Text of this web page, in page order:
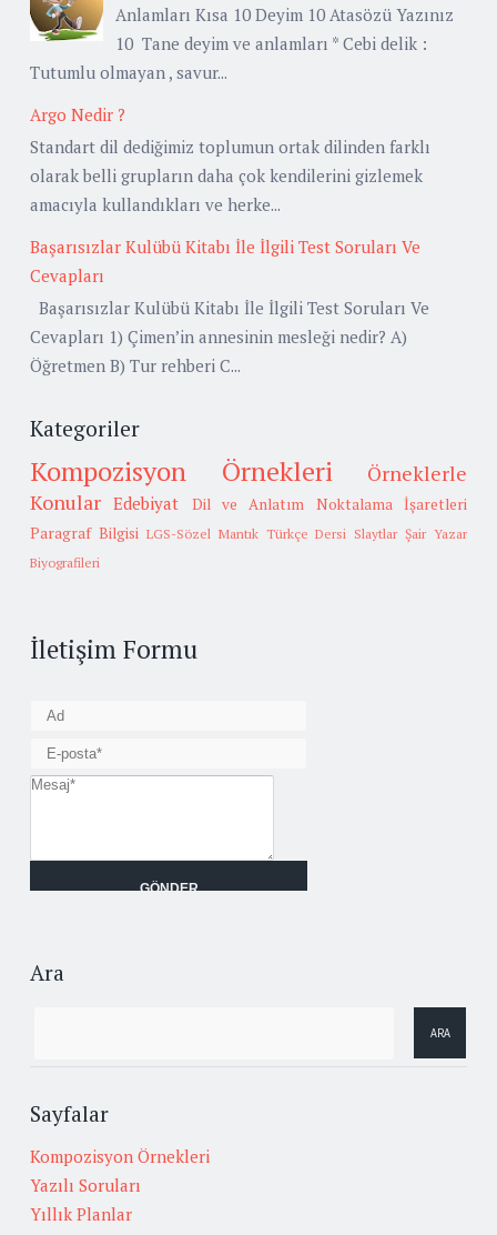
Anlamları Kısa 10 Deyim 10 Atasözü Yazınız
10 Tane deyim ve anlamları * Cebi delik :
Tutumlu olmayan , savur...
Argo Nedir ?
Standart dil dediğimiz toplumun ortak dilinden farklı
olarak belli grupların daha çok kendilerini gizlemek
amacıyla kullandıkları ve herke...
Başarısızlar Kulübü Kitabı İle İlgili Test Soruları Ve
Cevapları
Başarısızlar Kulübü Kitabı İle İlgili Test Soruları Ve
Cevapları 1) Çimen’in annesinin mesleği nedir? A)
Öğretmen B) Tur rehberi C...
Kategoriler
Kompozisyon Örnekleri
Örneklerle
Konular Edebiyat Dil ve Anlatım
Noktalama İşaretleri
Paragraf Bilgisi LGS-Sözel Mantık Türkçe Dersi Slaytlar Şair Yazar
Biyografileri
İletişim Formu
Ara
Sayfalar
Kompozisyon Örnekleri
Yazılı Soruları
Yıllık Planlar